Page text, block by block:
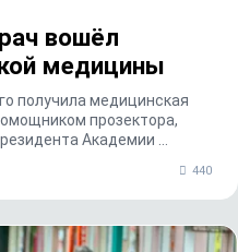
вошёл
медицины
получила медицинская
прозектора,
Академии ...
440